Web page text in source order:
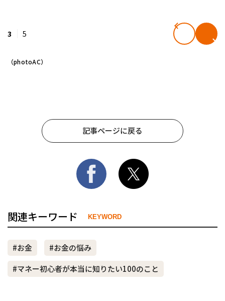
3 5
（photoAC）
記事ページに戻る
関連キーワード KEYWORD
#お金
#お金の悩み
#マネー初心者が本当に知りたい100のこと